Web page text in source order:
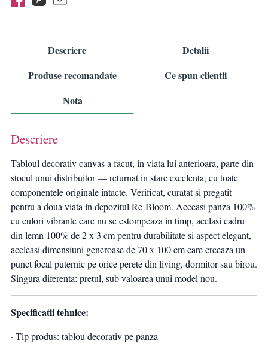
Descriere
Detalii
Produse recomandate
Ce spun clientii
Nota
Descriere
Tabloul decorativ canvas a facut, in viata lui anterioara, parte din
stocul unui distribuitor — returnat in stare excelenta, cu toate
componentele originale intacte. Verificat, curatat si pregatit
pentru a doua viata in depozitul Re-Bloom. Aceeasi panza 100%
cu culori vibrante care nu se estompeaza in timp, acelasi cadru
din lemn 100% de 2 x 3 cm pentru durabilitate si aspect elegant,
aceleasi dimensiuni generoase de 70 x 100 cm care creeaza un
punct focal puternic pe orice perete din living, dormitor sau birou.
Singura diferenta: pretul, sub valoarea unui model nou.
Specificatii tehnice:
· Tip produs: tablou decorativ pe panza